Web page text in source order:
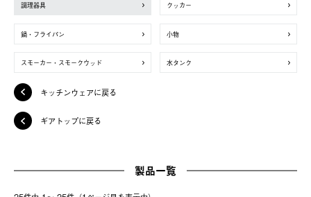
調理器具 クッカー
鍋・フライパン 小物
スモーカー・スモークウッド 水タンク
キッチンウェアに戻る
ギアトップに戻る
製品一覧